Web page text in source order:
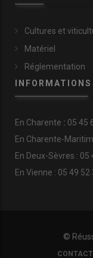
Cultures et
Matériel
Réglementation
En Charente : 05 45
En Charente-
En Deux-Sèvres : 05
En Vienne : 05 49 52
©